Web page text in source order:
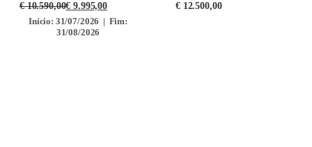
€10.590,00€ 9.995,00
Início: 31/07/2026 | Fim:
31/08/2026
€12.500,00